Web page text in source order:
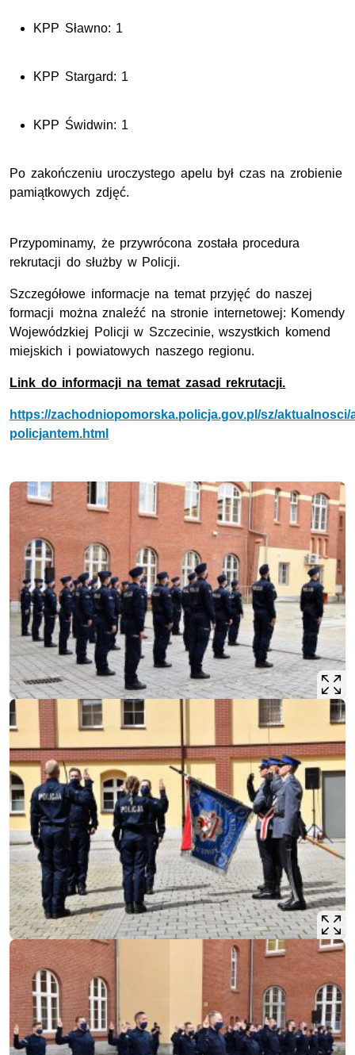
KPP Sławno: 1
KPP Stargard: 1
KPP Świdwin: 1
Po zakończeniu uroczystego apelu był czas na zrobienie
pamiątkowych zdjęć.
Przypominamy, że przywrócona została procedura
rekrutacji do służby w Policji.
Szczegółowe informacje na temat przyjęć do naszej
formacji można znaleźć na stronie internetowej: Komendy
Wojewódzkiej Policji w Szczecinie, wszystkich komend
miejskich i powiatowych naszego regionu.
Link do informacji na temat zasad rekrutacji.
https://zachodniopomorska.policja.gov.pl/sz/aktualnosci/
policjantem.html